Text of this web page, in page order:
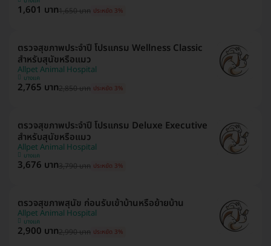
1,601 บาท1,650 บาท ประหยัด 3%
ตรวจสุขภาพประจำปี โปรแกรม Wellness Classic
สำหรับสุนัขหรือแมว
Allpet Animal Hospital
บางแค
2,765 บาท2,850 บาท ประหยัด 3%
ตรวจสุขภาพประจำปี โปรแกรม Deluxe Executive
สำหรับสุนัขหรือแมว
Allpet Animal Hospital
บางแค
3,676 บาท3,790 บาท ประหยัด 3%
ตรวจสุขภาพสุนัข ก่อนรับเข้าบ้านหรือย้ายบ้าน
Allpet Animal Hospital
บางแค
2,900 บาท2,990 บาท ประหยัด 3%